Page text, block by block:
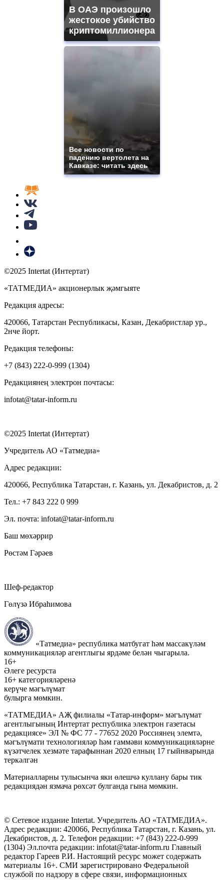
В ОАЭ произошло
жестокое убийство
криптомиллионера
Все новости по
падению вертолета на
Кавказе: читать здесь
©2025 Intertat (Интертат)
«ТАТМЕДИА» акционерлык җәмгыяте
Редакция адресы:
420066, Татарстан Республикасы, Казан, Декабристлар ур.,
2нче йорт.
Редакция телефоны:
+7 (843) 222-0-999 (1304)
Редакциянең электрон почтасы:
infotat@tatar-inform.ru
©2025 Intertat (Интертат)
Учредитель АО «Татмедиа»
Адрес редакции:
420066, Республика Татарстан, г. Казань, ул. Декабристов, д. 2
Тел.: +7 843 222 0 999
Эл. почта: infotat@tatar-inform.ru
Баш мөхәррир
Рөстәм Гәрәев
Шеф-редактор
Гөлүзә Ибраһимова
«Татмедиа» республика матбугат һәм массакүләм
коммуникацияләр агентлыгы ярдәме белән чыгарыла.
16+
Әлеге ресурста
16+ категорияләренә
керүче мәгълүмат
булырга мөмкин.
«ТАТМЕДИА» АҖ филиалы «Татар-информ» мәгълүмат
агентлыгының Интертат республика электрон газетасы
редакциясе» ЭЛ № ФС 77 - 77652 2020 Россиянең элемтә,
мәгълүмати технологияләр һәм гаммәви коммуникацияләрне
күзәтчелек хезмәте тарафыннан 2020 елның 17 гыйнварында
теркәлгән
Материалларны тулысынча яки өлешчә куллану бары тик
редакциядән язмача рөхсәт булганда гына мөмкин.
© Сетевое издание Intertat. Учредитель АО «ТАТМЕДИА».
Адрес редакции: 420066, Республика Татарстан, г. Казань, ул.
Декабристов, д. 2. Телефон редакции: +7 (843) 222-0-999
(1304) Эл.почта редакции: infotat@tatar-inform.ru Главный
редактор Гареев Р.И. Настоящий ресурс может содержать
материалы 16+. СМИ зарегистрировано Федеральной
службой по надзору в сфере связи, информационных